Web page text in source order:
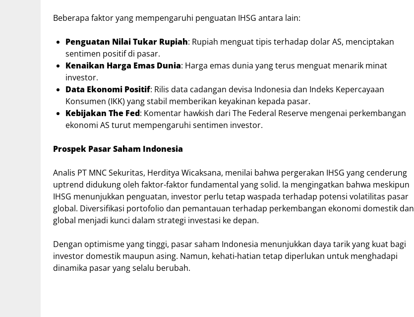
Beberapa faktor yang mempengaruhi penguatan IHSG antara lain:
Penguatan Nilai Tukar Rupiah: Rupiah menguat tipis terhadap dolar AS, menciptakan
sentimen positif di pasar.
Kenaikan Harga Emas Dunia: Harga emas dunia yang terus menguat menarik minat
investor.
Data Ekonomi Positif: Rilis data cadangan devisa Indonesia dan Indeks Kepercayaan
Konsumen (IKK) yang stabil memberikan keyakinan kepada pasar.
Kebijakan The Fed: Komentar hawkish dari The Federal Reserve mengenai perkembangan
ekonomi AS turut mempengaruhi sentimen investor.
Prospek Pasar Saham Indonesia
Analis PT MNC Sekuritas, Herditya Wicaksana, menilai bahwa pergerakan IHSG yang cenderung
uptrend didukung oleh faktor-faktor fundamental yang solid. Ia mengingatkan bahwa meskipun
IHSG menunjukkan penguatan, investor perlu tetap waspada terhadap potensi volatilitas pasar
global. Diversifikasi portofolio dan pemantauan terhadap perkembangan ekonomi domestik dan
global menjadi kunci dalam strategi investasi ke depan.
Dengan optimisme yang tinggi, pasar saham Indonesia menunjukkan daya tarik yang kuat bagi
investor domestik maupun asing. Namun, kehati-hatian tetap diperlukan untuk menghadapi
dinamika pasar yang selalu berubah.